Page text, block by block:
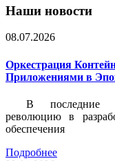
Наши новости
08.07.2026
Оркестрация
Приложениями в
В последние
революцию в
обеспечения
Подробнее